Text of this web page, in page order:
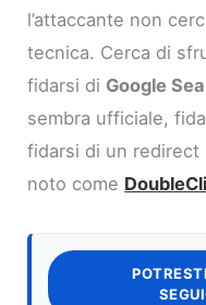
l’attaccante non
tecnica. Cerca di
fidarsi di Google
sembra ufficiale,
fidarsi di un redirect
noto come